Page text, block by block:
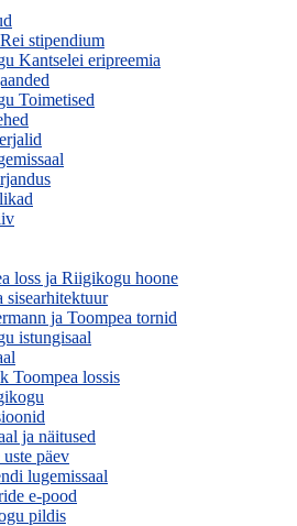
stipendium
Kantselei eripreemia
Toimetised
loss ja Riigikogu hoone
sisearhitektuur
ja Toompea tornid
istungisaal
Toompea lossis
ja näitused
päev
lugemissaal
e-pood
pildis